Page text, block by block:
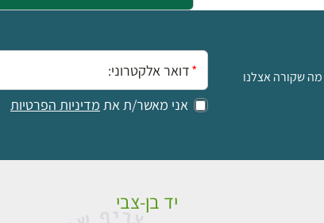
שקורה אצלנו
אימייל:
אני מאשר/ת את מדיניות הפרטיות
יד בן-צבי